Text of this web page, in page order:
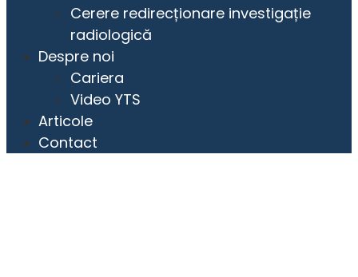
Cerere redirecționare investigație
radiologică
Despre noi
Cariera
Video YTS
Articole
Contact